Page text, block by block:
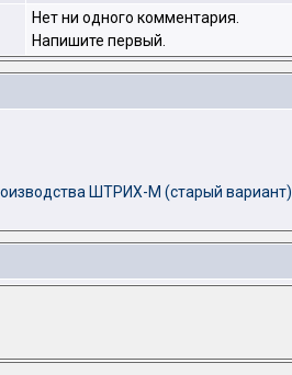
Нет ни одного комментария.
Напишите первый.
ШТРИХ-М (старый вариант)